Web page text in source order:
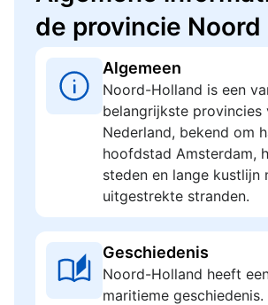
de provincie Noord
Algemeen
Noord-Holland is een
belangrijkste provincies
Nederland, bekend om
hoofdstad Amsterdam,
steden en lange kustlijn
uitgestrekte stranden.
Geschiedenis
Noord-Holland heeft
maritieme geschiedenis.